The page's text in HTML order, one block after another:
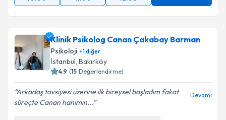
Klinik Psikolog Canan Çakabay Barman
Psikoloji +1diğer
İstanbul, Bakırköy
4.9 (15 Değerlendirme)
Arkadaş tavsiyesi üzerine ilk bireysel başladım fakat
süreçte Canan hanımın...
Devamı